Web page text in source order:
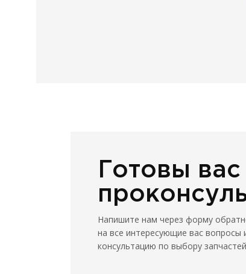
Готовы вас
Напишите нам через форму
на все интересующие вас вопросы
консультацию по выбору